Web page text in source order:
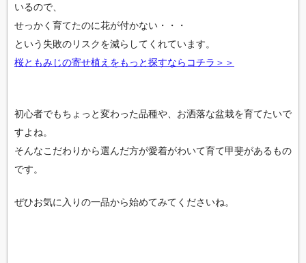
いるので、
せっかく育てたのに花が付かない・・・
という失敗のリスクを減らしてくれています。
桜ともみじの寄せ植えをもっと探すならコチラ＞＞
初心者でもちょっと変わった品種や、お洒落な盆栽を育てたいで
すよね。
そんなこだわりから選んだ方が愛着がわいて育て甲斐があるもの
です。
ぜひお気に入りの一品から始めてみてくださいね。